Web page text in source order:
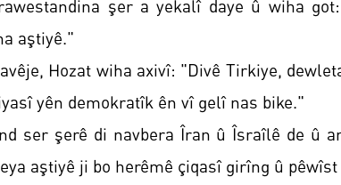
şer a yekalî daye û wiha
aştiyê."
Hozat wiha axivî: "Divê Tirkiye,
yên demokratîk ên vî gelî nas bike."
ser şerê di navbera Îran û Îsraîlê de û
aştiyê ji bo herêmê çiqasî girîng û